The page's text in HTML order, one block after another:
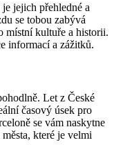
jejich přehledné a
se tobou zabývá
místní kultuře a historii.
informací a zážitků.
Let z České
časový úsek pro
se vám naskytne
které je velmi